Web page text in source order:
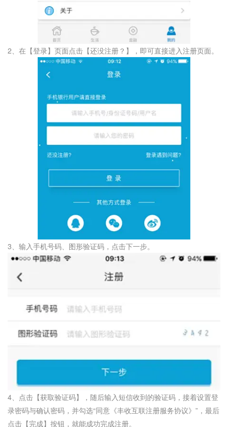
2、在【登录】页面点击【还没注册？】，即可直接进入注册页面。
3、输入手机号码、图形验证码，点击下一步。
4、点击【获取验证码】，随后输入短信收到的验证码，接着设置登
录密码与确认密码，并勾选“同意《丰收互联注册服务协议》”，最后
点击【完成】按钮，就能成功完成注册。